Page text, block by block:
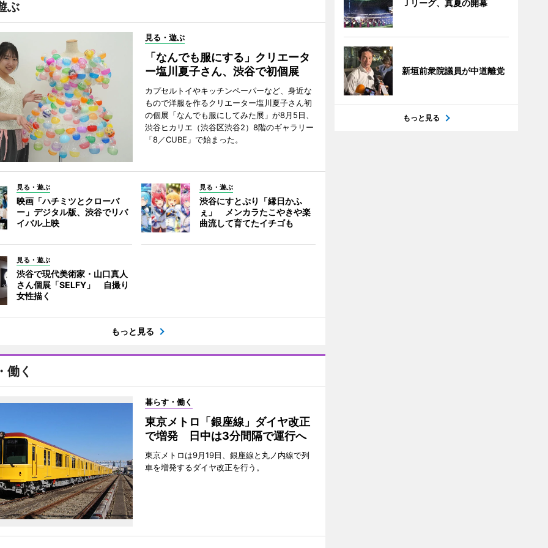
ぶ
見る・遊ぶ
「なんでも服にする」クリエータ
ー塩川夏子さん、渋谷で初個展
カプセルトイやキッチンペーパーなど、身近な
もので洋服を作るクリエーター塩川夏子さん初
の個展「なんでも服にしてみた展」が8月5日、
渋谷ヒカリエ（渋谷区渋谷2）8階のギャラリー
「8／CUBE」で始まった。
見る・遊ぶ
映画「ハチミツとクローバ
ー」デジタル版、渋谷でリバ
イバル上映
見る・遊ぶ
渋谷にすとぷり「縁日かふ
ぇ」 メンカラたこやきや楽
曲流して育てたイチゴも
見る・遊ぶ
渋谷で現代美術家・山口真人
さん個展「SELFY」 自撮り
女性描く
もっと見る
働く
暮らす・働く
東京メトロ「銀座線」ダイヤ改正
で増発 日中は3分間隔で運行へ
東京メトロは9月19日、銀座線と丸ノ内線で列
車を増発するダイヤ改正を行う。
Ｊリーグ、真夏の開幕
新垣前衆院議員が中道離党
もっと見る